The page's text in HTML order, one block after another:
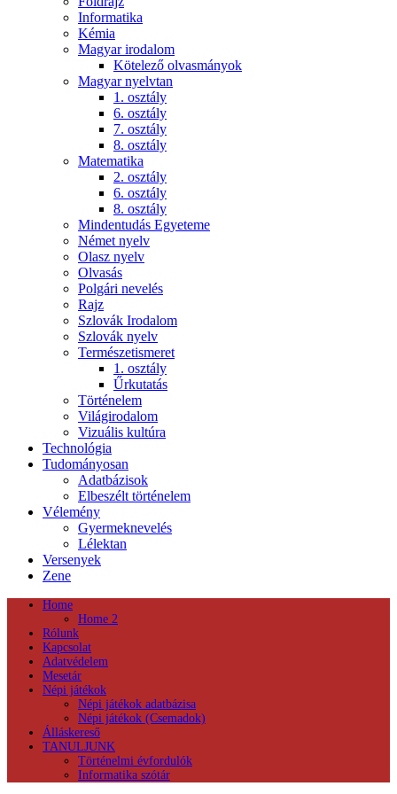
Informatika
Kémia
Magyar irodalom
Kötelező olvasmányok
Magyar nyelvtan
1. osztály
6. osztály
7. osztály
8. osztály
Matematika
2. osztály
6. osztály
8. osztály
Mindentudás Egyeteme
Német nyelv
Olasz nyelv
Olvasás
Polgári nevelés
Rajz
Szlovák Irodalom
Szlovák nyelv
Természetismeret
1. osztály
Űrkutatás
Történelem
Világirodalom
Vizuális kultúra
Technológia
Tudományosan
Adatbázisok
Elbeszélt történelem
Vélemény
Gyermeknevelés
Lélektan
Versenyek
Zene
Home
Home 2
Rólunk
Kapcsolat
Adatvédelem
Mesetár
Népi játékok
Népi játékok adatbázisa
Népi játékok (Csemadok)
Álláskereső
TANULJUNK
Történelmi évfordulók
Informatika szótár